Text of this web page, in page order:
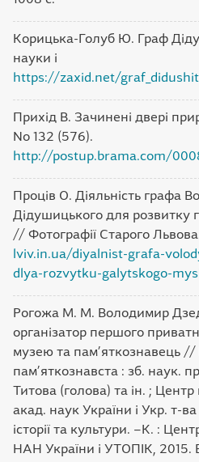
Корицька-Голуб Ю. Граф
науки і
https://zaxid.net/
Прихід В. Зачинені двері
No 132 (576).
http://postup.brama.com/
Проців О. Діяльність графа
Дідушицького для розвитку
// Фотографії Старого Львова.
lviv.in.ua/diyalnist-grafa-
dlya-rozvytku-galytskogo-
Рогожа М. М. Володимир
організатор першого
музею та пам’яткознавець
пам’яткознавста : зб. наук.
Титова (голова) та ін. ; Центр
акад. наук України і Укр. т-
історії та культури. –К. :
НАН України і УТОПІК, 2015.